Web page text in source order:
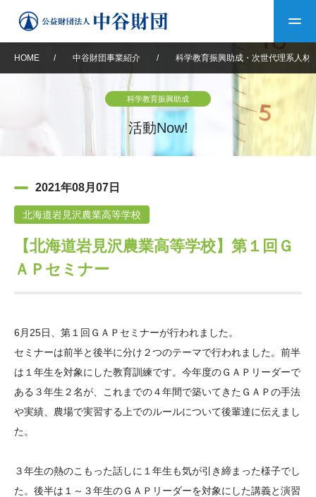
中谷財団について
設立趣意書
沿革 40年史デジタルブック
役員・評議員 公開情報
年報一覧 中谷財団レポート
中谷財団事業紹介
神戸賞 長期大型研究助成
大学院生奨学金
国際学生交流プログラ
ム
科学教育振興助成・
次世代理系人材育成プ
ログラム助成
中谷財団動画紹介
その他情報
アクセス よくあるご質問
サイトマップ 中谷財団アーカイブ
日本語 English
HOME / 中谷財団事業紹介 / 科学教育振興助成・次世代理系人材
科学教育振興助成
活動Now!
2021年08月07日
北海道岩見沢農業高等学校
【北海道岩見沢農業高等学校】第１回Ｇ
ＡＰセミナー
6 月 25日、第１回ＧＡＰセミナーが行われました。
セミナーは前半と後半に分け２つのテーマで行われました。前半
は１年生を対象にした教育訓練です。今年度のＧＡＰリーダーで
ある３年生２名が、これまでの４年間で築いてきたＧＡＰの手法
や実績、農場で実習する上でのルールについて後輩達に伝えまし
た。
３年生の熱のこもった話しに１年生も気が引き締まった様子でし
た。後半は１～３年生のＧＡＰリーダーを対象にした講義と演習